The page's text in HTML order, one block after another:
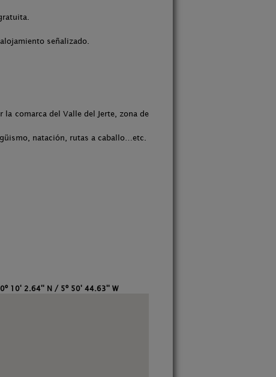
señalizado.
comarca del Valle del Jerte, zona de
natación, rutas a caballo…etc.
10' 2.64'' N / 5º 50' 44.63'' W